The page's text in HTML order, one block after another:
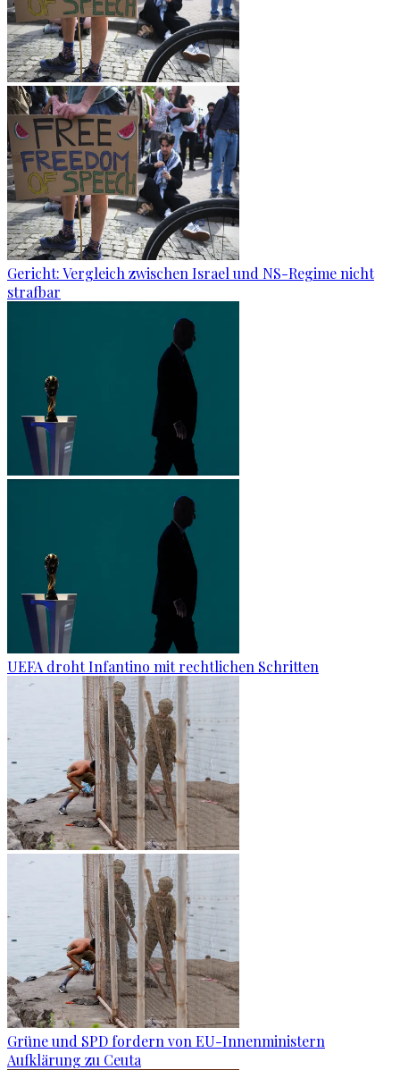
Gericht: Ver­gleich zwi­schen Is­ra­el und NS-Re­gime nicht
straf­bar
UEFA droht Infantino mit rechtlichen Schritten
Grüne und SPD fordern von EU-Innenministern
Aufklärung zu Ceuta